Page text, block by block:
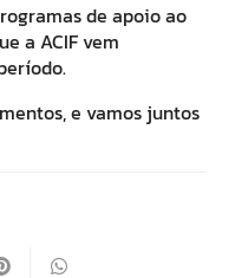
de apoio ao
a ACIF vem
e vamos juntos